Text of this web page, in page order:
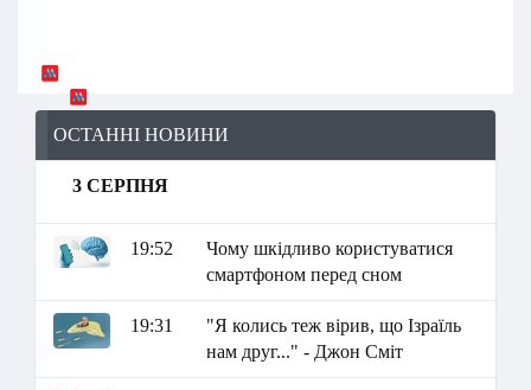
ОСТАННІ НОВИНИ
3 СЕРПНЯ
19:52
Чому шкідливо користуватися
смартфоном перед сном
19:31
"Я колись теж вірив, що Ізраїль
нам друг..." - Джон Сміт